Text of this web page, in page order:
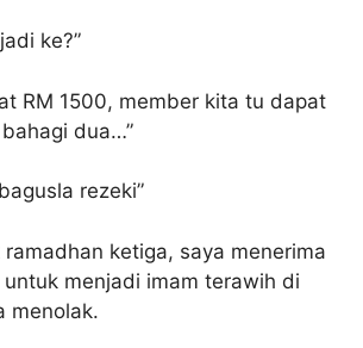
ke?”
RM 1500, member kita tu dapat
dua…”
rezeki”
ramadhan ketiga, saya menerima
untuk menjadi imam terawih di
menolak.